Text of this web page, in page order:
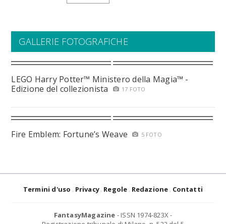
GALLERIE FOTOGRAFICHE
LEGO Harry Potter™ Ministero della Magia™ -
Edizione del collezionista
17 FOTO
Fire Emblem: Fortune’s Weave 5 FOTO
Termini d'uso Privacy Regole Redazione Contatti
FantasyMagazine - ISSN 1974-823X -